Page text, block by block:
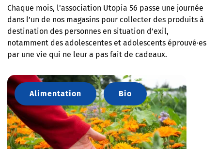
Chaque mois, l’association Utopia 56 passe une journée
dans l’un de nos magasins pour collecter des produits à
destination des personnes en situation d’exil,
notamment des adolescentes et adolescents éprouvé·es
par une vie qui ne leur a pas fait de cadeaux.
Alimentation Bio